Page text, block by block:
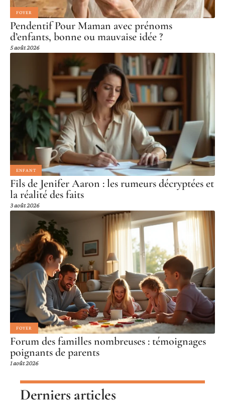
FOYER
Pendentif Pour Maman avec prénoms
d’enfants, bonne ou mauvaise idée ?
5 août 2026
ENFANT
Fils de Jenifer Aaron : les rumeurs décryptées et
la réalité des faits
3 août 2026
FOYER
Forum des familles nombreuses : témoignages
poignants de parents
1 août 2026
Derniers articles